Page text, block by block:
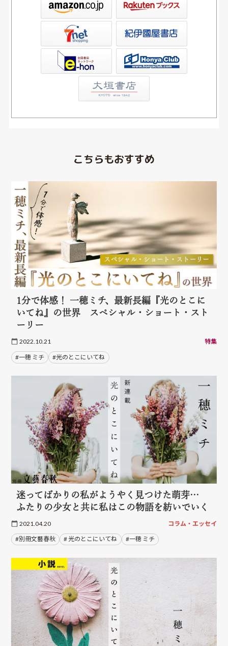
書店ウェブストア
こちらもおすすめ
1分で体感！ 一穂ミチ、最新長編『光のとこに
いてね』の世界 スペシャル・ショート・スト
ーリー
2022.10.21 特集
#一穂 ミチ #光のとこにいてね
迷ってばかりの私がようやく見つけた萌芽…
ふたりの少女と共に私はこの物語を紡いでいく
2021.04.20 コラム・エッセイ
#別冊文藝春秋 # 光のとこにいてね #一穂 ミチ